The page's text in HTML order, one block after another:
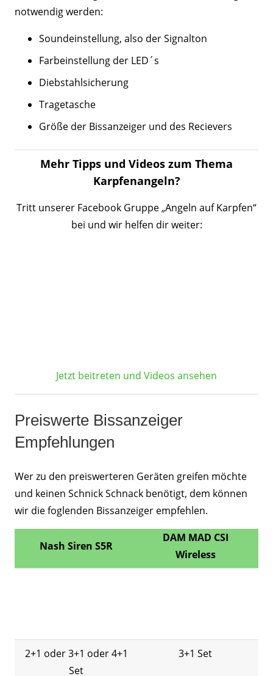
notwendig werden:
Soundeinstellung, also der Signalton
Farbeinstellung der LED´s
Diebstahlsicherung
Tragetasche
Größe der Bissanzeiger und des Recievers
Mehr Tipps und Videos zum Thema
Karpfenangeln?
Tritt unserer Facebook Gruppe „Angeln auf Karpfen“
bei und wir helfen dir weiter:
Jetzt beitreten und Videos ansehen
Preiswerte Bissanzeiger
Empfehlungen
Wer zu den preiswerteren Geräten greifen möchte
und keinen Schnick Schnack benötigt, dem können
wir die foglenden Bissanzeiger empfehlen.
Nash Siren S5R
DAM MAD CSI
Wireless
2+1 oder 3+1 oder 4+1
Set
3+1 Set